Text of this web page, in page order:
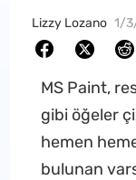
Lizzy Lozano 1/
MS Paint,
gibi öğeler
hemen
bulunan